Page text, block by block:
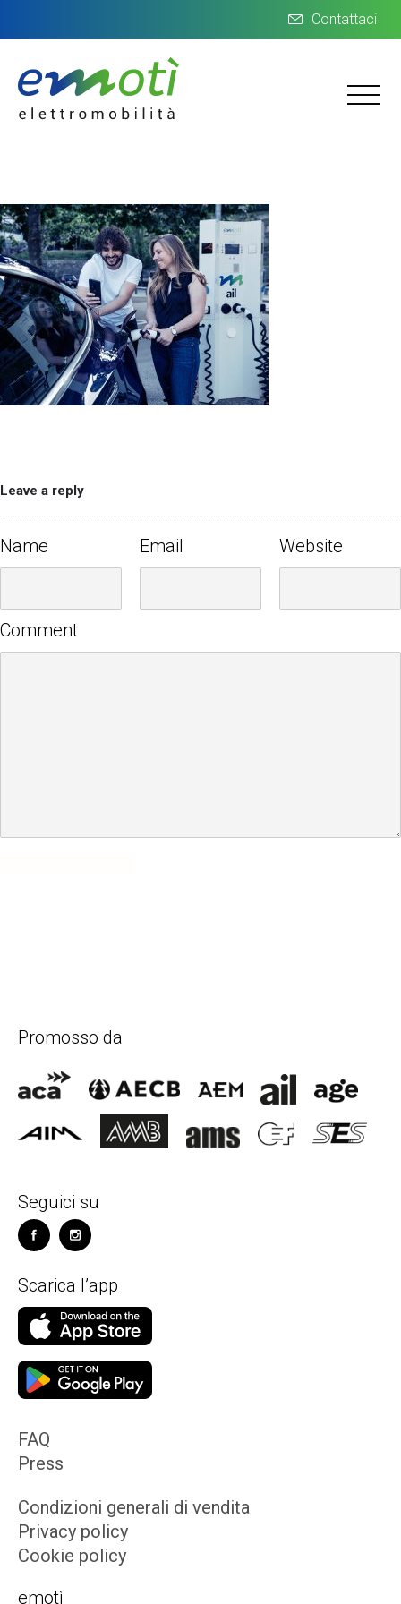
Contattaci
Leave a reply
Name Email Website
Comment
Promosso da
Seguici su
Scarica l’app
FAQ
Press
Condizioni generali di vendita
Privacy policy
Cookie policy
emotì